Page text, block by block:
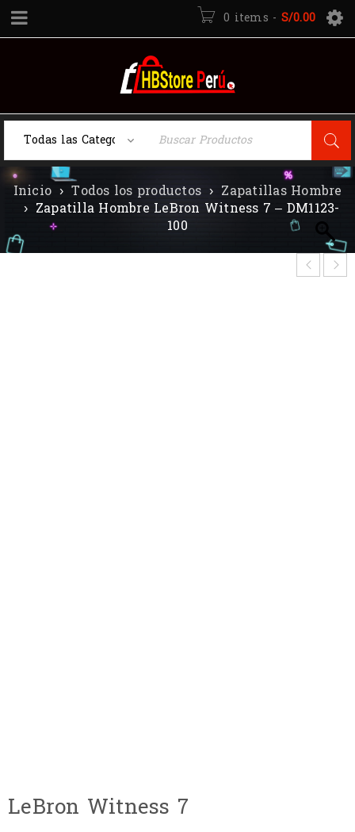
0 items - S/0.00
Inicio › Todos los productos › Zapatillas Hombre
› Zapatilla Hombre LeBron Witness 7 – DM1123-
100
LeBron Witness 7